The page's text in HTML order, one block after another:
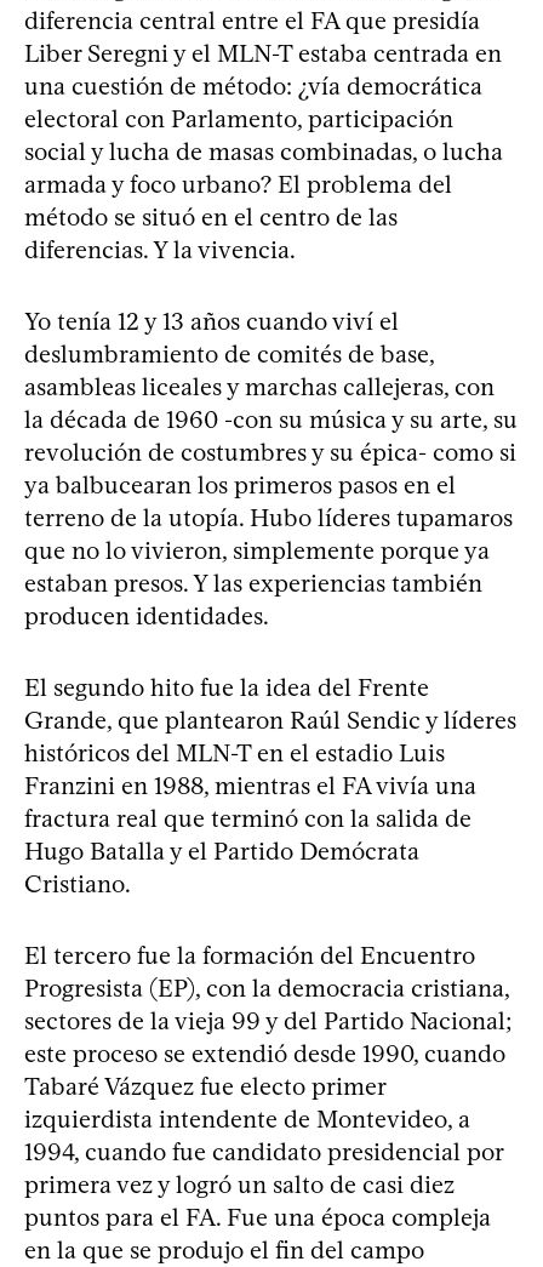
diferencia central entre el FA que presidía
Liber Seregni y el MLN-T estaba centrada en
una cuestión de método: ¿vía democrática
electoral con Parlamento, participación
social y lucha de masas combinadas, o lucha
armada y foco urbano? El problema del
método se situó en el centro de las
diferencias. Y la vivencia.
Yo tenía 12 y 13 años cuando viví el
deslumbramiento de comités de base,
asambleas liceales y marchas callejeras, con
la década de 1960 -con su música y su arte, su
revolución de costumbres y su épica- como si
ya balbucearan los primeros pasos en el
terreno de la utopía. Hubo líderes tupamaros
que no lo vivieron, simplemente porque ya
estaban presos. Y las experiencias también
producen identidades.
El segundo hito fue la idea del Frente
Grande, que plantearon Raúl Sendic y líderes
históricos del MLN-T en el estadio Luis
Franzini en 1988, mientras el FA vivía una
fractura real que terminó con la salida de
Hugo Batalla y el Partido Demócrata
Cristiano.
El tercero fue la formación del Encuentro
Progresista (EP), con la democracia cristiana,
sectores de la vieja 99 y del Partido Nacional;
este proceso se extendió desde 1990, cuando
Tabaré Vázquez fue electo primer
izquierdista intendente de Montevideo, a
1994, cuando fue candidato presidencial por
primera vez y logró un salto de casi diez
puntos para el FA. Fue una época compleja
en la que se produjo el fin del campo